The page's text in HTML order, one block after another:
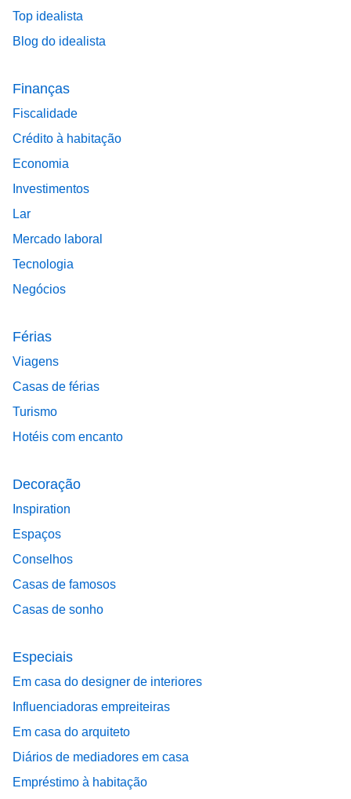
Top idealista
Blog do idealista
Finanças
Fiscalidade
Crédito à habitação
Economia
Investimentos
Lar
Mercado laboral
Tecnologia
Negócios
Férias
Viagens
Casas de férias
Turismo
Hotéis com encanto
Decoração
Inspiration
Espaços
Conselhos
Casas de famosos
Casas de sonho
Especiais
Em casa do designer de interiores
Influenciadoras empreiteiras
Em casa do arquiteto
Diários de mediadores em casa
Empréstimo à habitação